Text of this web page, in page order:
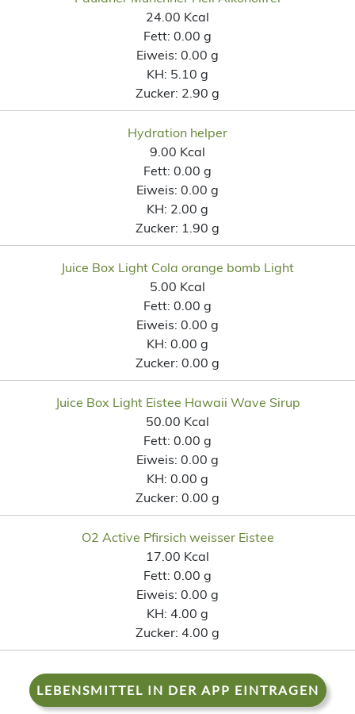
24.00 Kcal
Fett: 0.00 g
Eiweis: 0.00 g
KH: 5.10 g
Zucker: 2.90 g
Hydration helper
9.00 Kcal
Fett: 0.00 g
Eiweis: 0.00 g
KH: 2.00 g
Zucker: 1.90 g
Juice Box Light Cola orange bomb Light
5.00 Kcal
Fett: 0.00 g
Eiweis: 0.00 g
KH: 0.00 g
Zucker: 0.00 g
Juice Box Light Eistee Hawaii Wave Sirup
50.00 Kcal
Fett: 0.00 g
Eiweis: 0.00 g
KH: 0.00 g
Zucker: 0.00 g
O2 Active Pfirsich weisser Eistee
17.00 Kcal
Fett: 0.00 g
Eiweis: 0.00 g
KH: 4.00 g
Zucker: 4.00 g
LEBENSMITTEL IN DER APP EINTRAGEN